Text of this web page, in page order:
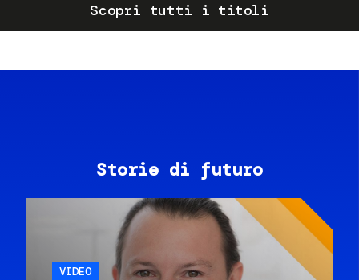
Scopri tutti i titoli
Storie di futuro
VIDEO